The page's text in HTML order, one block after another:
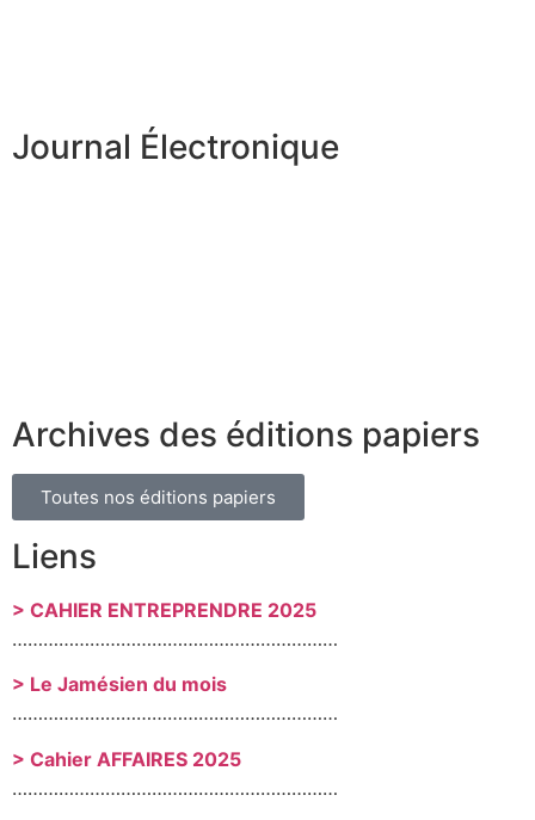
Journal Électronique
Archives des éditions papiers
Toutes nos éditions papiers
Liens
> CAHIER ENTREPRENDRE 2025
………………………………………………………
> Le Jamésien du mois
………………………………………………………
> Cahier AFFAIRES 2025
………………………………………………………